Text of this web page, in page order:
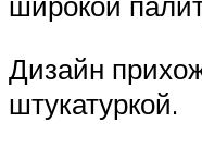
Дизайн
штукатуркой.